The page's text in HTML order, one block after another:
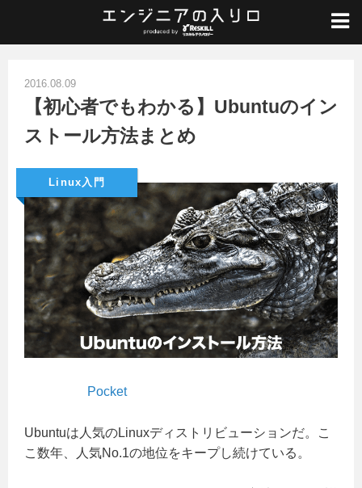
Linux入門/
【初心者でもわかる】Ubuntuのインストール方法まとめ
2016.08.09
【初心者でもわかる】Ubuntuのイン
ストール方法まとめ
Linux入門
Pocket
Ubuntuは人気のLinuxディストリビューションだ。こ
こ数年、人気No.1の地位をキープし続けている。